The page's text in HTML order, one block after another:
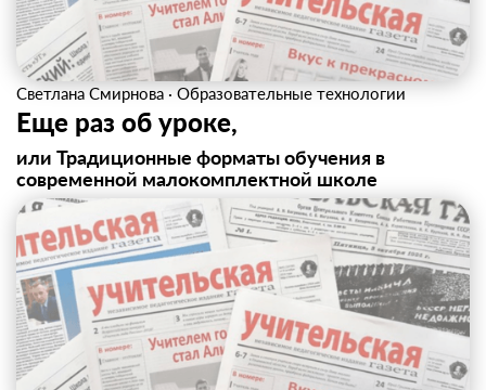
Светлана Смирнова · Образовательные технологии
Еще раз об уроке,
или Традиционные форматы обучения в
современной малокомплектной школе